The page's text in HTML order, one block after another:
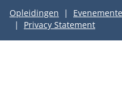
Opleidingen
Privacy Statement